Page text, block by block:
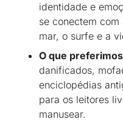
identidade e
se conectem
mar, o surfe e a
O que
danificados,
enciclopédias
para os leitores
manusear.